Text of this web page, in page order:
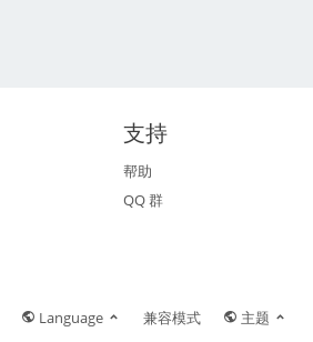
支持
帮助
QQ 群
Language 兼容模式 主题